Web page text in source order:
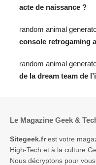
acte de naissance ?
random animal
console retrogaming
random animal
de la dream team de
Le Magazine Geek &
Sitegeek.frest votre
High-Tech et à la culture
Nous décryptons pour